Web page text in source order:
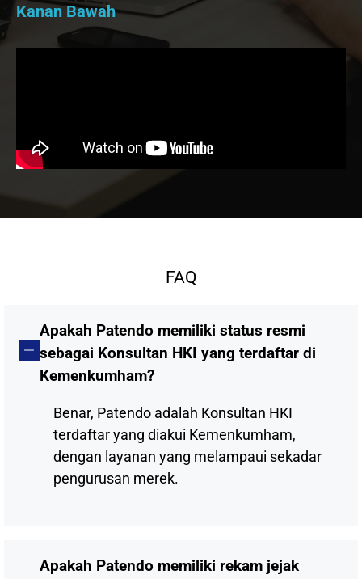
Kanan Bawah
FAQ
Apakah Patendo memiliki status resmi
sebagai Konsultan HKI yang terdaftar di
Kemenkumham?
Benar, Patendo adalah Konsultan HKI
terdaftar yang diakui Kemenkumham,
dengan layanan yang melampaui sekadar
pengurusan merek.
Apakah Patendo memiliki rekam jejak